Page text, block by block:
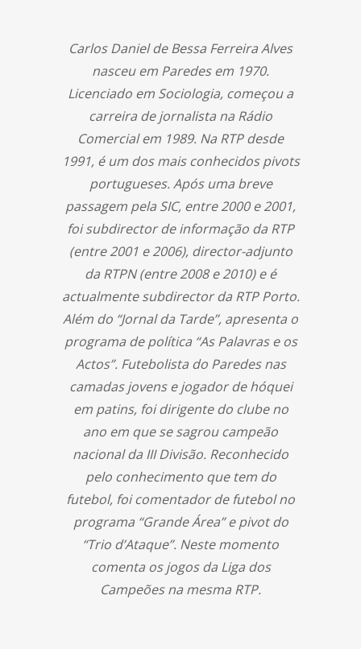
Carlos Daniel de Bessa Ferreira Alves
nasceu em Paredes em 1970.
Licenciado em Sociologia, começou a
carreira de jornalista na Rádio
Comercial em 1989. Na RTP desde
1991, é um dos mais conhecidos pivots
portugueses. Após uma breve
passagem pela SIC, entre 2000 e 2001,
foi subdirector de informação da RTP
(entre 2001 e 2006), director-adjunto
da RTPN (entre 2008 e 2010) e é
actualmente subdirector da RTP Porto.
Além do “Jornal da Tarde”, apresenta o
programa de política “As Palavras e os
Actos”. Futebolista do Paredes nas
camadas jovens e jogador de hóquei
em patins, foi dirigente do clube no
ano em que se sagrou campeão
nacional da III Divisão. Reconhecido
pelo conhecimento que tem do
futebol, foi comentador de futebol no
programa “Grande Área” e pivot do
“Trio d’Ataque”. Neste momento
comenta os jogos da Liga dos
Campeões na mesma RTP.